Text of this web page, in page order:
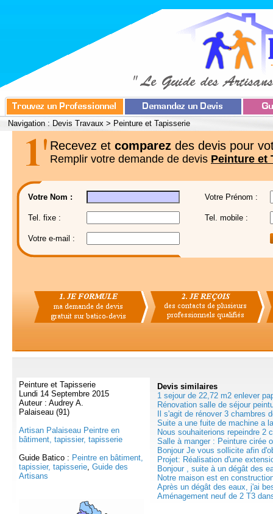
Navigation : Devis Travaux > Peinture et Tapisserie
Recevez et comparez des devis pour
Remplir votre demande de devis Peinture et
Votre Nom : Votre Prénom :
Tel. fixe : Tel. mobile :
Votre e-mail :
Peinture et Tapisserie
Lundi 14 Septembre 2015
Auteur : Audrey A.
Palaiseau (91)
Artisan Palaiseau Peintre en
bâtiment, tapissier, tapisserie
Guide Batico : Peintre en bâtiment,
tapissier, tapisserie, Guide des
Artisans
Devis similaires
1 sejour de 22,72 m2 enlever
Rénovation salle de séjour
Il s'agit de rénover 3 chambres
Suite a une fuite de machine a
Nous souhaiterions repeindre 2
Salle à manger : Peinture cirée
Bonjour Je vous sollicite afin
Projet: Réalisation d'une
Bonjour , suite à un dégât des
Notre maison est en
Après un dégât des eaux, j'ai
Aménagement neuf de 2 T3